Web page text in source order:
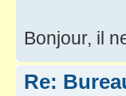
Bonjour, il
Re: